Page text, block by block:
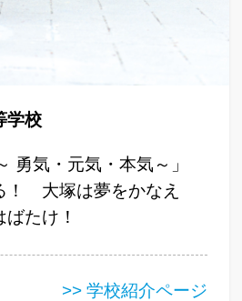
学校
勇気・元気・本気～」
！ 大塚は夢をかなえ
ばたけ！
>> 学校紹介ページ